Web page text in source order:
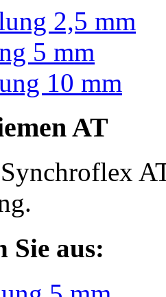
2,5 mm
5 mm
10 mm
AT
Sie aus: